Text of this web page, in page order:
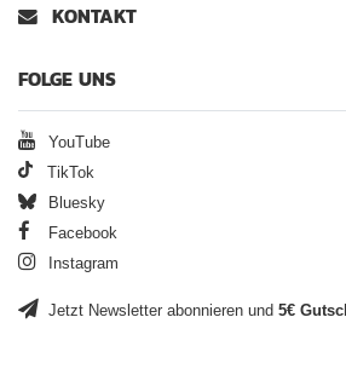
KONTAKT
FOLGE UNS
YouTube
TikTok
Bluesky
Facebook
Instagram
Jetzt Newsletter abonnieren und 5€